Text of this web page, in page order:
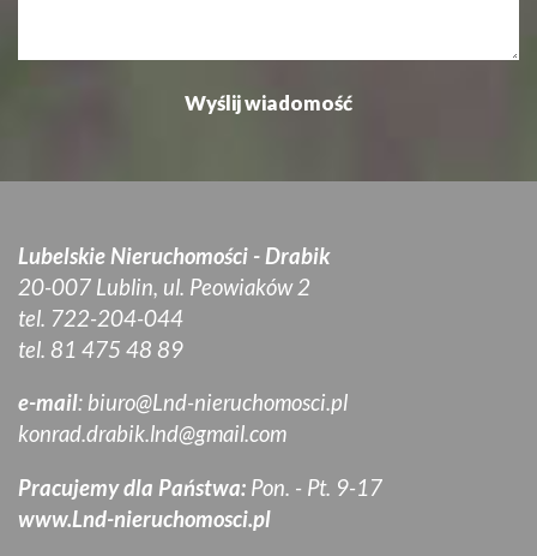
Lubelskie Nieruchomości - Drabik
20-007 Lublin, ul. Peowiaków 2
tel. 722-204-044
tel. 81 475 48 89
e-mail: biuro@Lnd-nieruchomosci.pl
konrad.drabik.lnd@gmail.com
Pracujemy dla Państwa: Pon. - Pt. 9-17
www.Lnd-nieruchomosci.pl